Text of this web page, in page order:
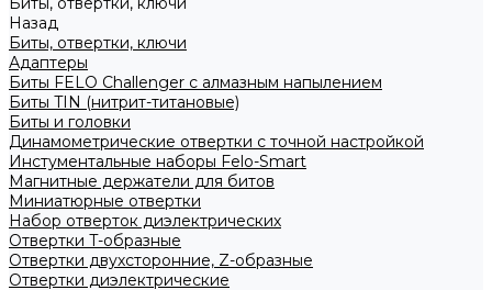
Назад
Биты, отвертки, ключи
Адаптеры
Биты FELO Challenger с алмазным напылением
Биты TIN (нитрит-титановые)
Биты и головки
Динамометрические отвертки с точной настройкой
Инстументальные наборы Felo-Smart
Магнитные держатели для битов
Миниатюрные отвертки
Набор отверток диэлектрических
Отвертки T-образные
Отвертки двухсторонние, Z-образные
Отвертки диэлектрические